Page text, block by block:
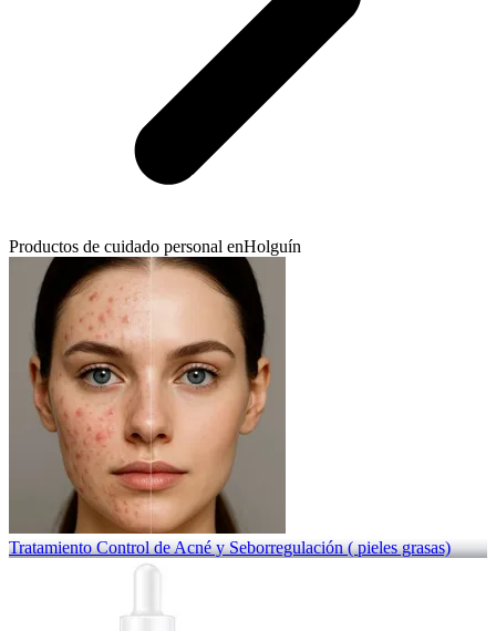
Productos de cuidado personal enHolguín
Tratamiento Control de Acné y Seborregulación ( pieles grasas)